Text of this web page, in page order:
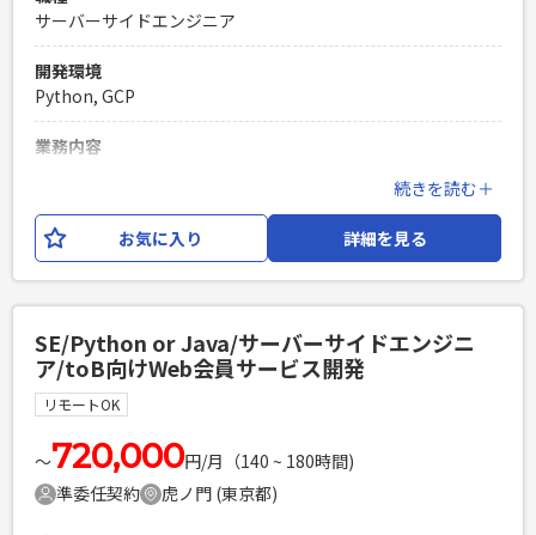
できる方 ・クラウド環境（Google Cloud等）を利用した開発
経験3年以上 ・各種ドキュメント作成経験 ・スケジュール管
理をして1人称で設計開発作業を進められる方 ・生成AI、機械
学習についてのキャッチアップ意欲
PHPを用いたWebサービスの開発経験4年以上
サーバーサイドエンジニア
開発環境
Python, GCP
業務内容
の複数システムで蓄積されたデータを GCP上に集約（DL）す
る機能を実装いただきます。 また、要求に応じてDWHも設
計・構築いただきます。 【ポジション】PG 【開発環境】
・Pythonでの開発経験3年以上 ・基本設計〜開発の経験 ・エ
ンドユーザーとコミュニケーションをとりながら業務を推進
できる方 ・クラウド環境（Google Cloud等）を利用した開発
経験3年以上 ・データ連携処理の実装経験 ・スケジュール管
理をして1人称で設計開発作業を進められる方
PHPを用いたWebサービスの開発経験4年以上
Laravelを用いた開発経験1年以上
続きを読む＋
お気に入り 詳細を見る
SE/Python or Java/サーバーサイドエンジニ
ア/toB向けWeb会員サービス開発
リモートOK
〜720,000円/月（140 ~ 180時間)
準委任契約
虎ノ門 (東京都)